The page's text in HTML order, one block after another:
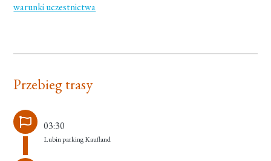
warunki uczestnictwa
Przebieg trasy
03:30
Lubin parking Kaufland